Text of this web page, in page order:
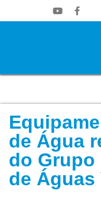
de Água
do Grupo
de Águas